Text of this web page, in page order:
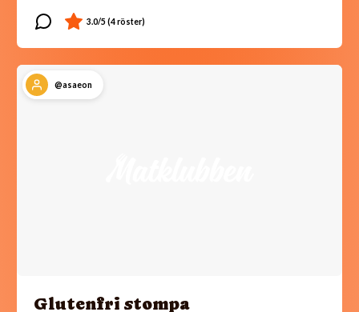
@asaeon
Glutenfri stompa